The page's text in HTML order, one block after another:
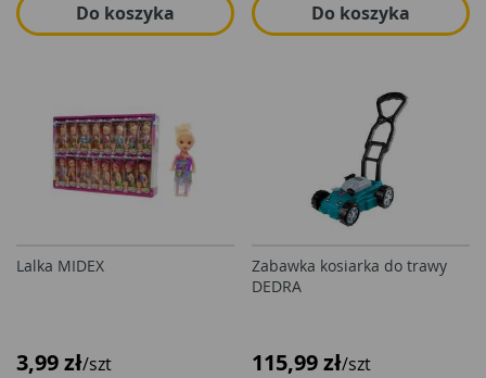
Do koszyka Do koszyka
Lalka MIDEX
3,99 zł/szt
Zabawka kosiarka do trawy
DEDRA
115,99 zł/szt